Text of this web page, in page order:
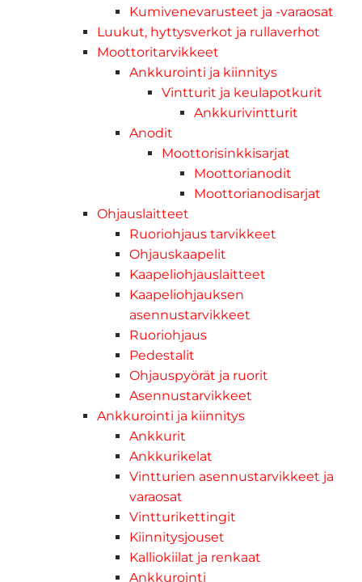
Kumivenevarusteet ja -varaosat
Luukut, hyttysverkot ja rullaverhot
Moottoritarvikkeet
Ankkurointi ja kiinnitys
Vintturit ja keulapotkurit
Ankkurivintturit
Anodit
Moottorisinkkisarjat
Moottorianodit
Moottorianodisarjat
Ohjauslaitteet
Ruoriohjaus tarvikkeet
Ohjauskaapelit
Kaapeliohjauslaitteet
Kaapeliohjauksen
asennustarvikkeet
Ruoriohjaus
Pedestalit
Ohjauspyörät ja ruorit
Asennustarvikkeet
Ankkurointi ja kiinnitys
Ankkurit
Ankkurikelat
Vintturien asennustarvikkeet ja
varaosat
Vintturikettingit
Kiinnitysjouset
Kalliokiilat ja renkaat
Ankkurointi